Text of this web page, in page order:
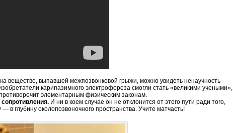
вещество, выпавшей межпозвонковой грыжи, можно увидеть ненаучность
карипазимного электрофореза смогли стать «великими учеными»,
элементарным физическим законам.
И ни в коем случае он не отклонится от этого пути ради того,
в глубину околопозвоночного пространства. Учите матчасть!